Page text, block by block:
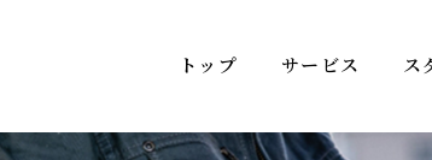
トップ サービス ス